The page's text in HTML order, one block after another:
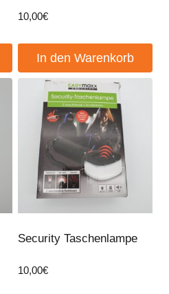
10,00€
In den Warenkorb
Security Taschenlampe
10,00€